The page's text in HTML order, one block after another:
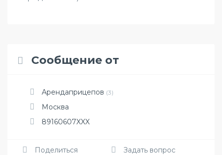
Сообщение от
Арендаприцепов (3)
Москва
89160607XXX
Поделиться
Задать вопрос